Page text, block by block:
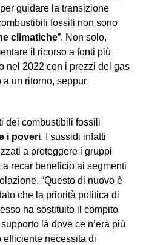
guidare la transizione
fossili non sono
climatiche”. Non solo,
il ricorso a fonti più
nel 2022 con i prezzi del gas
un ritorno, seppur
dei combustibili fossili
i poveri. I sussidi infatti
a proteggere i gruppi
recar beneficio ai segmenti
“Questo di nuovo è
che la priorità politica di
ha sostituito il compito
là dove ce n’era più
necessita di